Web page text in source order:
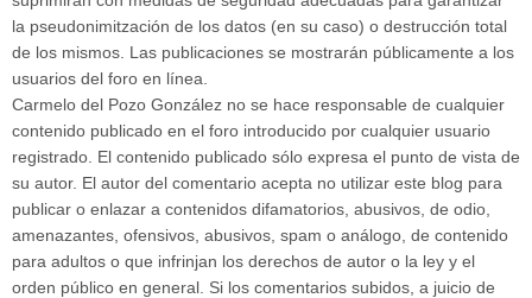
la pseudonimitzación de los datos (en su caso) o destrucción total
de los mismos. Las publicaciones se mostrarán públicamente a los
usuarios del foro en línea.
Carmelo del Pozo González no se hace responsable de cualquier
contenido publicado en el foro introducido por cualquier usuario
registrado. El contenido publicado sólo expresa el punto de vista de
su autor. El autor del comentario acepta no utilizar este blog para
publicar o enlazar a contenidos difamatorios, abusivos, de odio,
amenazantes, ofensivos, abusivos, spam o análogo, de contenido
para adultos o que infrinjan los derechos de autor o la ley y el
orden público en general. Si los comentarios subidos, a juicio de